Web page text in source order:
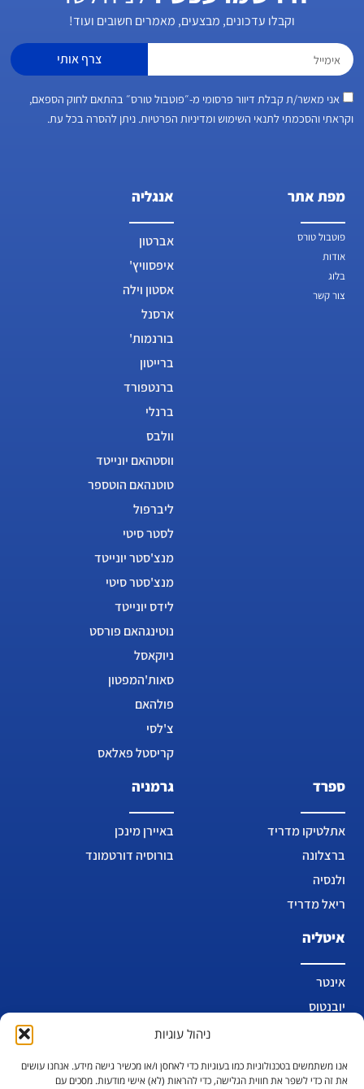
ניהול עוגיות
אנו משתמשים בטכנולוגיות כמו בעוגיות כדי לאחסן ו/או מכשיר גישה מידע. אנחנו עושים
את זה כדי לשפר את חווית הגלישה, כדי להראות (לא) אישי מודעות. מסכים עם
וקבלו עדכונים, מבצעים, מאמרים חשובים ועוד!
אני מאשר/ת קבלת דיוור פרסומי מ-״פוטבול טורס״ בהתאם לחוק הספאם,
וקראתי והסכמתי לתנאי השימוש ומדיניות הפרטיות. ניתן להסרה בכל עת.
צרף אותי
מפת אתר
פוטבול טורס
אודות
בלוג
צור קשר
אנגליה
אברטון
איפסוויץ'
אסטון וילה
ארסנל
בורנמות'
ברייטון
ברנטפורד
ברנלי
וולבס
ווסטהאם יונייטד
טוטנהאם הוטספר
ליברפול
לסטר סיטי
מנצ'סטר יונייטד
מנצ'סטר סיטי
לידס יונייטד
נוטינגהאם פורסט
ניוקאסל
סאות'המפטון
פולהאם
צ'לסי
קריסטל פאלאס
ספרד
אתלטיקו מדריד
ברצלונה
ולנסיה
ריאל מדריד
גרמניה
באיירן מינכן
בורוסיה דורטמונד
איטליה
אינטר
יובנטוס
נאפולי